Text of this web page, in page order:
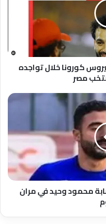
كورونا خلال تواجده
مصر
محمود وحيد في مران